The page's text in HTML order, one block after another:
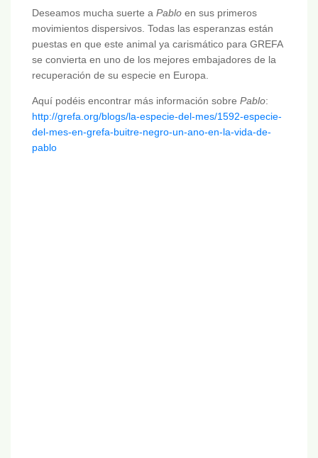
Deseamos mucha suerte a Pablo en sus primeros
movimientos dispersivos. Todas las esperanzas están
puestas en que este animal ya carismático para GREFA
se convierta en uno de los mejores embajadores de la
recuperación de su especie en Europa.
Aquí podéis encontrar más información sobre Pablo:
http://grefa.org/blogs/la-especie-del-mes/1592-especie-
del-mes-en-grefa-buitre-negro-un-ano-en-la-vida-de-
pablo